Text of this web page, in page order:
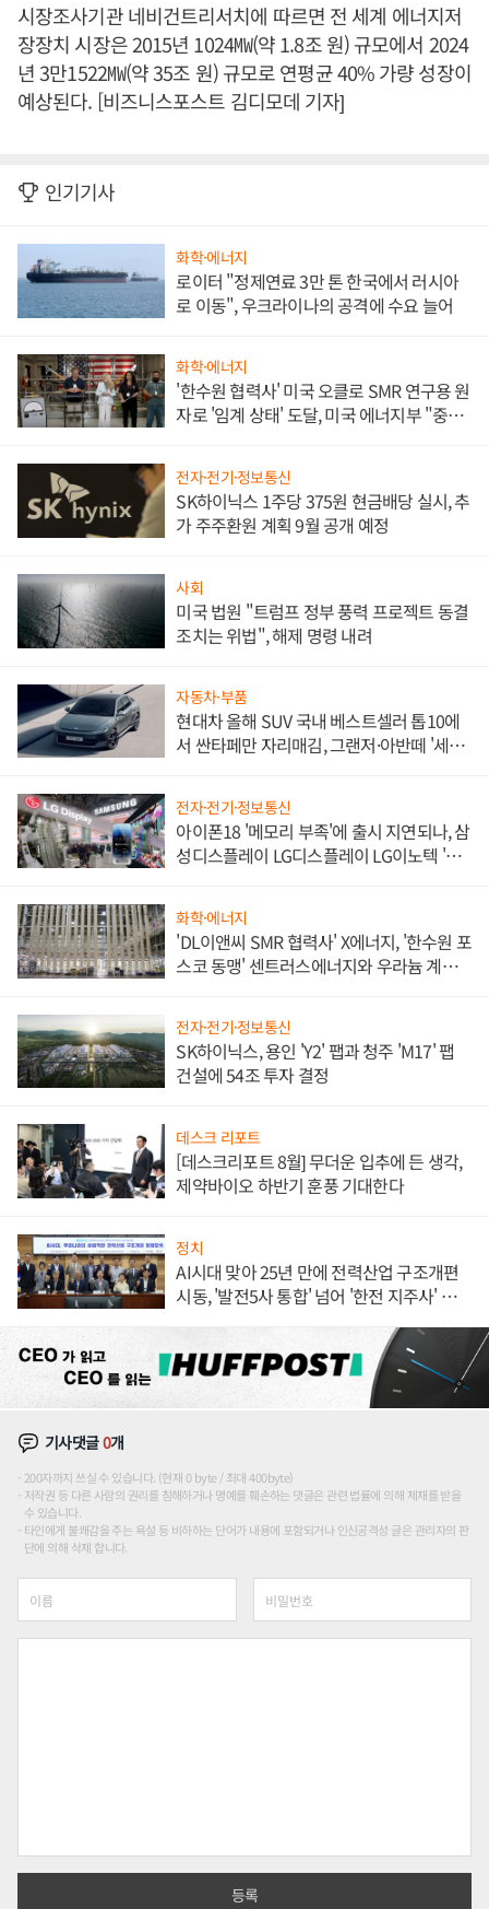
시장조사기관 네비건트리서치에 따르면 전 세계 에너지저
장장치 시장은 2015년 1024㎿(약 1.8조 원) 규모에서 2024
년 3만1522㎿(약 35조 원) 규모로 연평균 40% 가량 성장이
예상된다. [비즈니스포스트 김디모데 기자]
인기기사
화학·에너지
로이터 "정제연료 3만 톤 한국에서 러시아
로 이동", 우크라이나의 공격에 수요 늘어
화학·에너지
'한수원 협력사' 미국 오클로 SMR 연구용 원
자로 '임계 상태' 도달, 미국 에너지부 "중요
전자·전기·정보통신
SK하이닉스 1주당 375원 현금배당 실시, 추
가 주주환원 계획 9월 공개 예정
사회
미국 법원 "트럼프 정부 풍력 프로젝트 동결
조치는 위법", 해제 명령 내려
자동차·부품
현대차 올해 SUV 국내 베스트셀러 톱10에
서 싼타페만 자리매김, 그랜저·아반떼 '세단
전자·전기·정보통신
아이폰18 '메모리 부족'에 출시 지연되나, 삼
성디스플레이 LG디스플레이 LG이노텍 '탈
화학·에너지
'DL이앤씨 SMR 협력사' X에너지, '한수원 포
스코 동맹' 센트러스에너지와 우라늄 계약
전자·전기·정보통신
SK하이닉스, 용인 'Y2' 팹과 청주 'M17' 팹
건설에 54조 투자 결정
데스크 리포트
[데스크리포트 8월] 무더운 입추에 든 생각,
제약바이오 하반기 훈풍 기대한다
정치
AI시대 맞아 25년 만에 전력산업 구조개편
시동, '발전5사 통합' 넘어 '한전 지주사' 재편
기사댓글0개
200자까지 쓰실 수 있습니다. (현재 0 byte / 최대 400byte)
저작권 등 다른 사람의 권리를 침해하거나 명예를 훼손하는 댓글은 관련 법률에 의해 제재를 받을
수 있습니다.
타인에게 불쾌감을 주는 욕설 등 비하하는 단어가 내용에 포함되거나 인신공격성 글은 관리자의 판
단에 의해 삭제 합니다.